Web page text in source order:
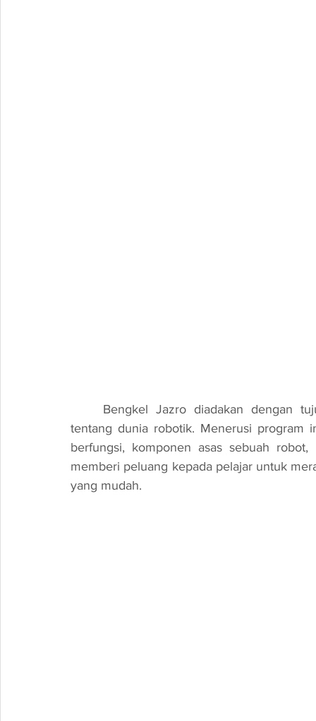
tentang dunia robotik. Menerusi program
berfungsi, komponen asas sebuah
memberi peluang kepada pelajar untuk
yang mudah.